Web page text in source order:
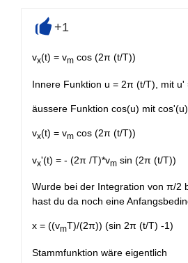
+1
vx(t) = vm cos (2π (t/T))
Innere Funktion u = 2π (t/T), mit u'
äussere Funktion cos(u) mit
vx(t) = vm cos (2π (t/T))
vx'(t) = - (2π /T)*vm sin (2π (t/T))
Wurde bei der Integration von π/2
hast du da noch eine
x = ((vmT)/(2π)) (sin 2π (t/T) -1)
Stammfunktion wäre eigentlich